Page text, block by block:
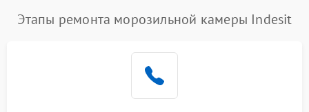
Этапы ремонта морозильной камеры Indesit